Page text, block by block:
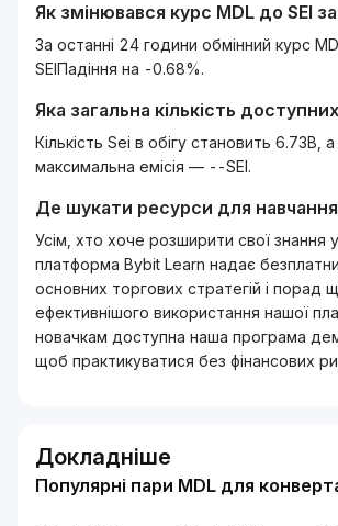
Як змінювався курс MDL до SEI
За останні 24 години обмінний курс
SEIПадіння на -0.68%.
Яка загальна кількість доступних
Кількість Sei в обігу становить 6.73B,
максимальна емісія — --SEI.
Де шукати ресурси для
Усім, хто хоче розширити свої знання у
платформа Bybit Learn надає
основних торгових стратегій і порад
ефективнішого використання нашої
новачкам доступна наша програма
щоб практикуватися без фінансових
Докладніше
Популярні пари MDL для